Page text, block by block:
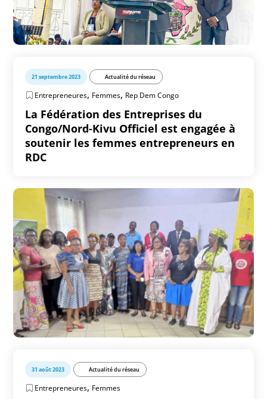
21 septembre 2023 Actualité du réseau
Entrepreneures, Femmes, Rep Dem Congo
La Fédération des Entreprises du
Congo/Nord-Kivu Officiel est engagée à
soutenir les femmes entrepreneurs en
RDC
31 août 2023 Actualité du réseau
Entrepreneures, Femmes